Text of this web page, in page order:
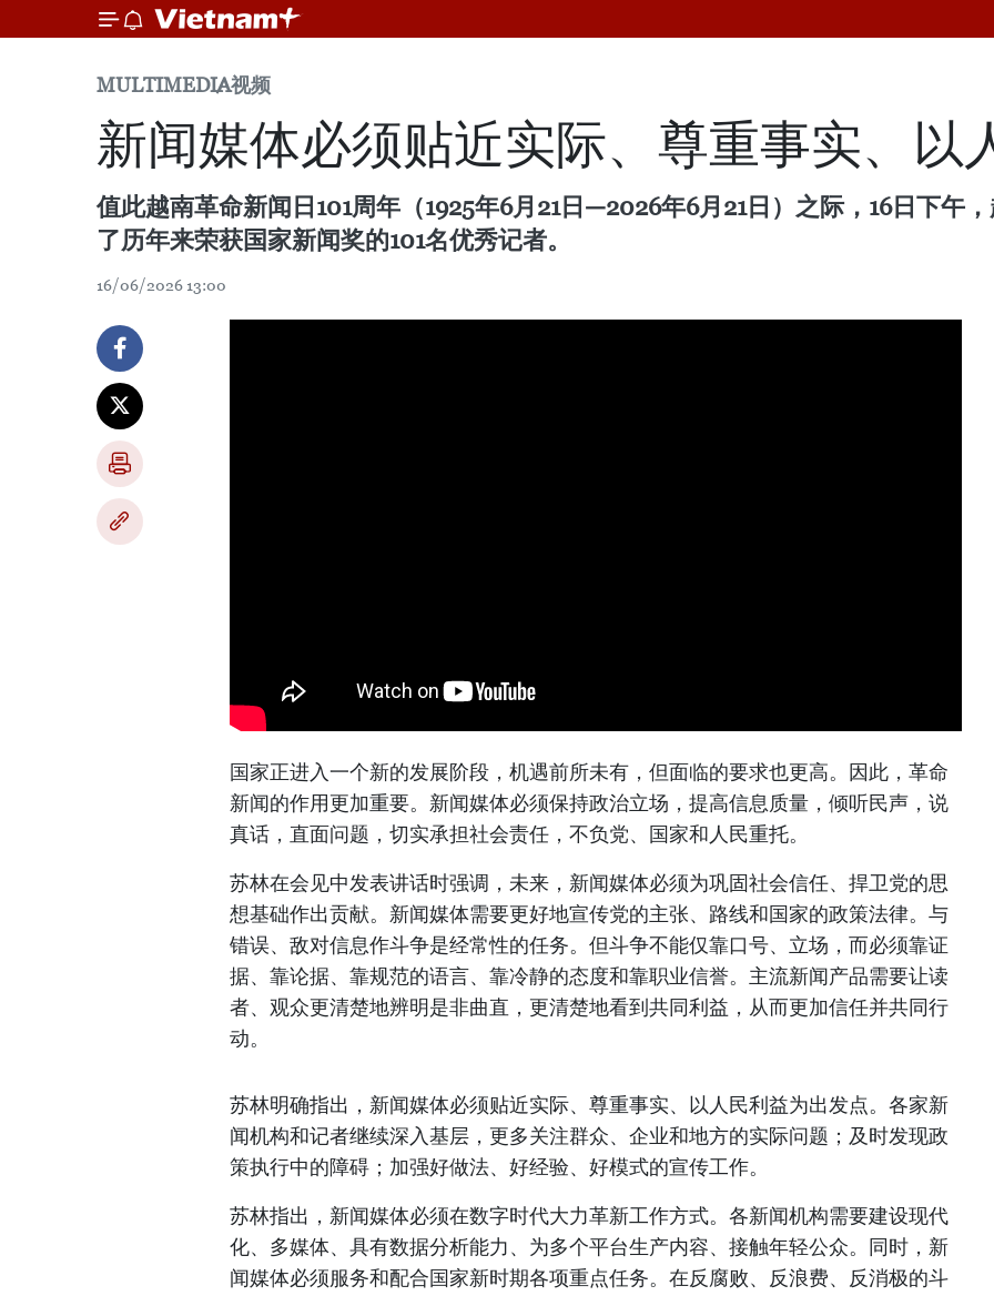
MULTIMEDIA视频
新闻媒体必须贴近实际、尊重事实、以
值此越南革命新闻日101周年（1925年6月21日—2026年6月21日）之际，16日下午
了历年来荣获国家新闻奖的101名优秀记者。
16/06/2026 13:00
国家正进入一个新的发展阶段，机遇前所未有，但面临的要求也更高。因此，革命
新闻的作用更加重要。新闻媒体必须保持政治立场，提高信息质量，倾听民声，说
真话，直面问题，切实承担社会责任，不负党、国家和人民重托。
苏林在会见中发表讲话时强调，未来，新闻媒体必须为巩固社会信任、捍卫党的思
想基础作出贡献。新闻媒体需要更好地宣传党的主张、路线和国家的政策法律。与
错误、敌对信息作斗争是经常性的任务。但斗争不能仅靠口号、立场，而必须靠证
据、靠论据、靠规范的语言、靠冷静的态度和靠职业信誉。主流新闻产品需要让读
者、观众更清楚地辨明是非曲直，更清楚地看到共同利益，从而更加信任并共同行
动。
苏林明确指出，新闻媒体必须贴近实际、尊重事实、以人民利益为出发点。各家新
闻机构和记者继续深入基层，更多关注群众、企业和地方的实际问题；及时发现政
策执行中的障碍；加强好做法、好经验、好模式的宣传工作。
苏林指出，新闻媒体必须在数字时代大力革新工作方式。各新闻机构需要建设现代
化、多媒体、具有数据分析能力、为多个平台生产内容、接触年轻公众。同时，新
闻媒体必须服务和配合国家新时期各项重点任务。在反腐败、反浪费、反消极的斗